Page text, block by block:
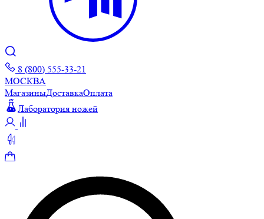
8 (800) 555-33-21
МОСКВА
МагазиныДоставкаОплата
Лаборатория ножей